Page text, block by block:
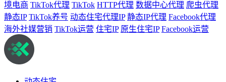
境电商 TikTok代理 TikTok HTTP代理 数据中心代理 爬虫代理
静态IP TikTok养号 动态住宅代理IP 静态IP代理 Facebook代理
海外社媒营销 TikTok运营 住宅IP 原生住宅IP Facebook运营